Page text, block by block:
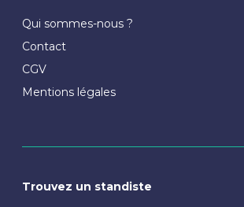
Qui sommes-nous ?
Contact
CGV
Mentions légales
Trouvez un standiste